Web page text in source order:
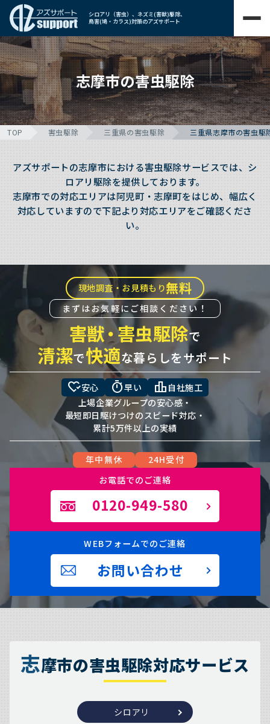
シロアリ（害虫）、ネズミ(害獣)駆除、
鳥害(鳩・カラス)対策のアズサポート
志摩市の害虫駆除
TOP 害虫駆除 三重県の害虫駆除 三重県志摩市の害虫駆
アズサポートの志摩市における害虫駆除サービスでは、シ
ロアリ駆除を提供しております。
志摩市での対応エリアは阿児町・志摩町をはじめ、幅広く
対応していますので下記より対応エリアをご確認くださ
い。
現地調査・お見積もり無料
まずはお気軽にご相談ください！
害獣・害虫駆除で
清潔で快適な暮らしをサポート
heart_check安心 timer早い leaderboard 自社施工
上場企業グループの安心感・
最短即日駆けつけのスピード対応・
累計5万件以上の実績
年中無休
24H受付
お電話でのご連絡
0120-949-580
WEBフォームでのご連絡
お問い合わせ
志摩市の害虫駆除対応サービス
シロアリ